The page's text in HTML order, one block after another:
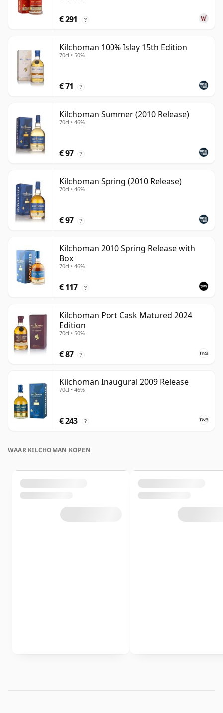
€ 291 ?
Kilchoman 100% Islay 15th Edition
70cl • 50%
€ 71 ?
Kilchoman Summer (2010 Release)
70cl • 46%
€ 97 ?
Kilchoman Spring (2010 Release)
70cl • 46%
€ 97 ?
Kilchoman 2010 Spring Release with
Box
70cl • 46%
€ 117 ?
Kilchoman Port Cask Matured 2024
Edition
70cl • 50%
€ 87 ?
Kilchoman Inaugural 2009 Release
70cl • 46%
€ 243 ?
WAAR KILCHOMAN KOPEN